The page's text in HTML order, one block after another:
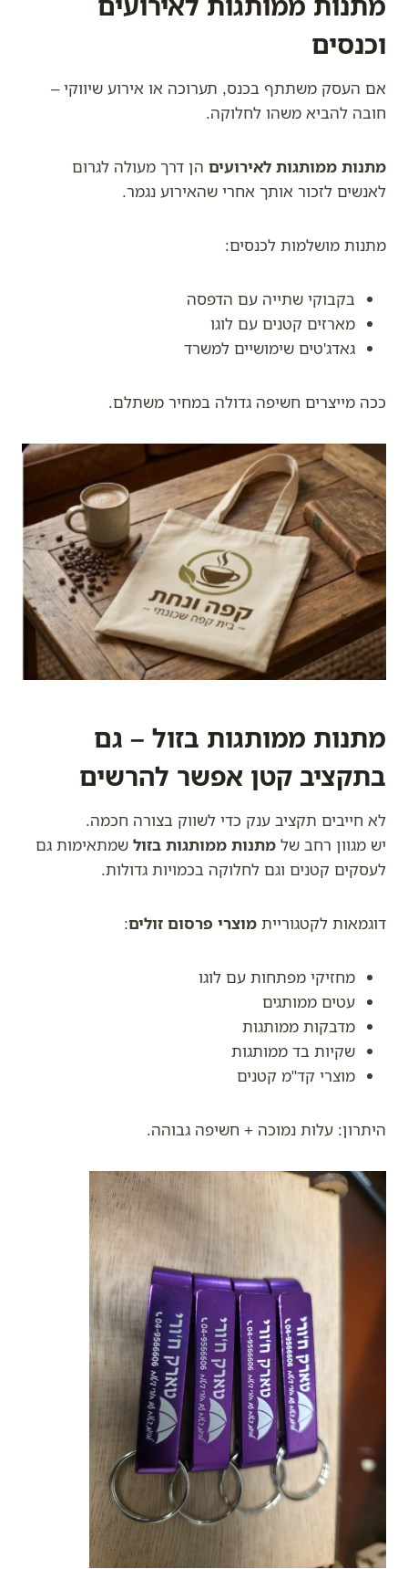
וכנסים
אם העסק משתתף בכנס, תערוכה או אירוע שיווקי –
חובה להביא משהו לחלוקה.
מתנות ממותגות לאירועים הן דרך מעולה לגרום
לאנשים לזכור אותך אחרי שהאירוע נגמר.
מתנות מושלמות לכנסים:
בקבוקי שתייה עם הדפסה
מארזים קטנים עם לוגו
גאדג'טים שימושיים למשרד
ככה מייצרים חשיפה גדולה במחיר משתלם.
מתנות ממותגות בזול – גם
בתקציב קטן אפשר להרשים
לא חייבים תקציב ענק כדי לשווק בצורה חכמה.
יש מגוון רחב של מתנות ממותגות בזול שמתאימות גם
לעסקים קטנים וגם לחלוקה בכמויות גדולות.
דוגמאות לקטגוריית מוצרי פרסום זולים:
מחזיקי מפתחות עם לוגו
עטים ממותגים
מדבקות ממותגות
שקיות בד ממותגות
מוצרי קד"מ קטנים
היתרון: עלות נמוכה + חשיפה גבוהה.